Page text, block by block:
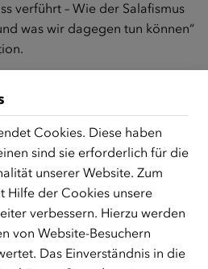
verführt – Wie der Salafismus
was wir dagegen tun können“
erfolgen. Die Anmeldung ist
Cookies. Diese haben
sind sie erforderlich für die
unserer Website. Zum
Hilfe der Cookies unsere
verbessern. Hierzu werden
von Website-Besuchern
Das Einverständnis in die